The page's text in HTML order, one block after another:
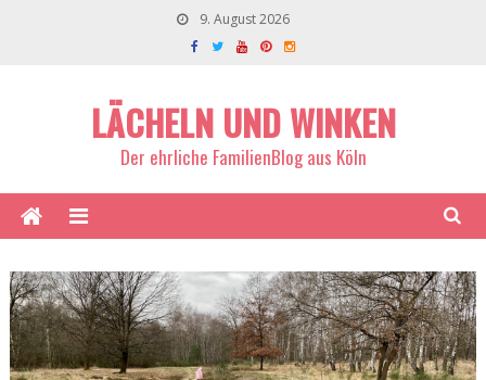
9. August 2026
LÄCHELN UND WINKEN
Der ehrliche FamilienBlog aus Köln